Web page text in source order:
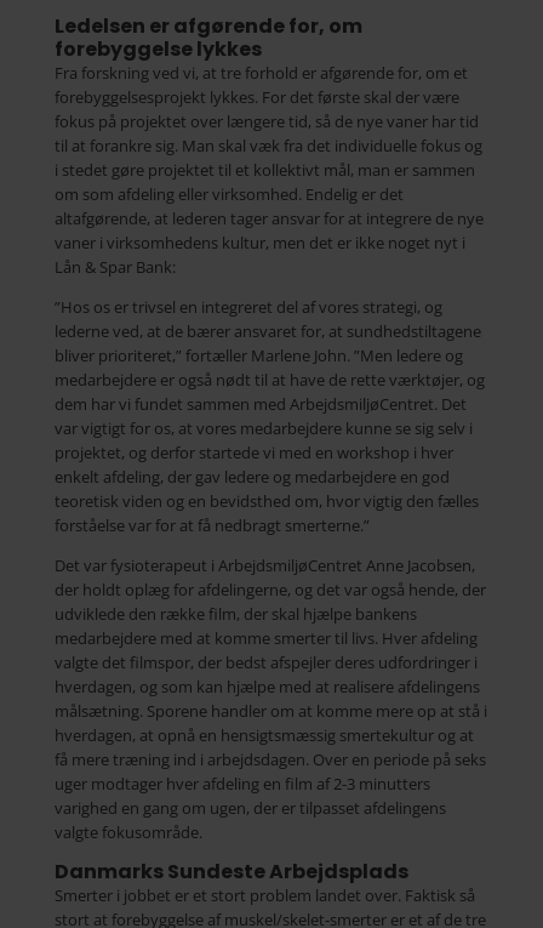
Ledelsen er afgørende for, om
forebyggelse lykkes
Fra forskning ved vi, at tre forhold er afgørende for, om et
forebyggelsesprojekt lykkes. For det første skal der være
fokus på projektet over længere tid, så de nye vaner har tid
til at forankre sig. Man skal væk fra det individuelle fokus og
i stedet gøre projektet til et kollektivt mål, man er sammen
om som afdeling eller virksomhed. Endelig er det
altafgørende, at lederen tager ansvar for at integrere de nye
vaner i virksomhedens kultur, men det er ikke noget nyt i
Lån & Spar Bank:
”Hos os er trivsel en integreret del af vores strategi, og
lederne ved, at de bærer ansvaret for, at sundhedstiltagene
bliver prioriteret,” fortæller Marlene John. ”Men ledere og
medarbejdere er også nødt til at have de rette værktøjer, og
dem har vi fundet sammen med ArbejdsmiljøCentret. Det
var vigtigt for os, at vores medarbejdere kunne se sig selv i
projektet, og derfor startede vi med en workshop i hver
enkelt afdeling, der gav ledere og medarbejdere en god
teoretisk viden og en bevidsthed om, hvor vigtig den fælles
forståelse var for at få nedbragt smerterne.”
Det var fysioterapeut i ArbejdsmiljøCentret Anne Jacobsen,
der holdt oplæg for afdelingerne, og det var også hende, der
udviklede den række film, der skal hjælpe bankens
medarbejdere med at komme smerter til livs. Hver afdeling
valgte det filmspor, der bedst afspejler deres udfordringer i
hverdagen, og som kan hjælpe med at realisere afdelingens
målsætning. Sporene handler om at komme mere op at stå i
hverdagen, at opnå en hensigtsmæssig smertekultur og at
få mere træning ind i arbejdsdagen. Over en periode på seks
uger modtager hver afdeling en film af 2-3 minutters
varighed en gang om ugen, der er tilpasset afdelingens
valgte fokusområde.
Danmarks Sundeste Arbejdsplads
Smerter i jobbet er et stort problem landet over. Faktisk så
stort at forebyggelse af muskel/skelet-smerter er et af de tre